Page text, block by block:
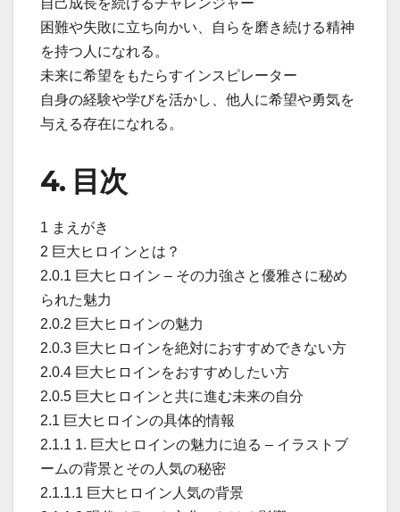
自己成長を続けるチャレンジャー
困難や失敗に立ち向かい、自らを磨き続ける精神
を持つ人になれる。
未来に希望をもたらすインスピレーター
自身の経験や学びを活かし、他人に希望や勇気を
与える存在になれる。
4. 目次
1 まえがき
2 巨大ヒロインとは？
2.0.1 巨大ヒロイン – その力強さと優雅さに秘め
られた魅力
2.0.2 巨大ヒロインの魅力
2.0.3 巨大ヒロインを絶対におすすめできない方
2.0.4 巨大ヒロインをおすすめしたい方
2.0.5 巨大ヒロインと共に進む未来の自分
2.1 巨大ヒロインの具体的情報
2.1.1 1. 巨大ヒロインの魅力に迫る – イラストブ
ームの背景とその人気の秘密
2.1.1.1 巨大ヒロイン人気の背景